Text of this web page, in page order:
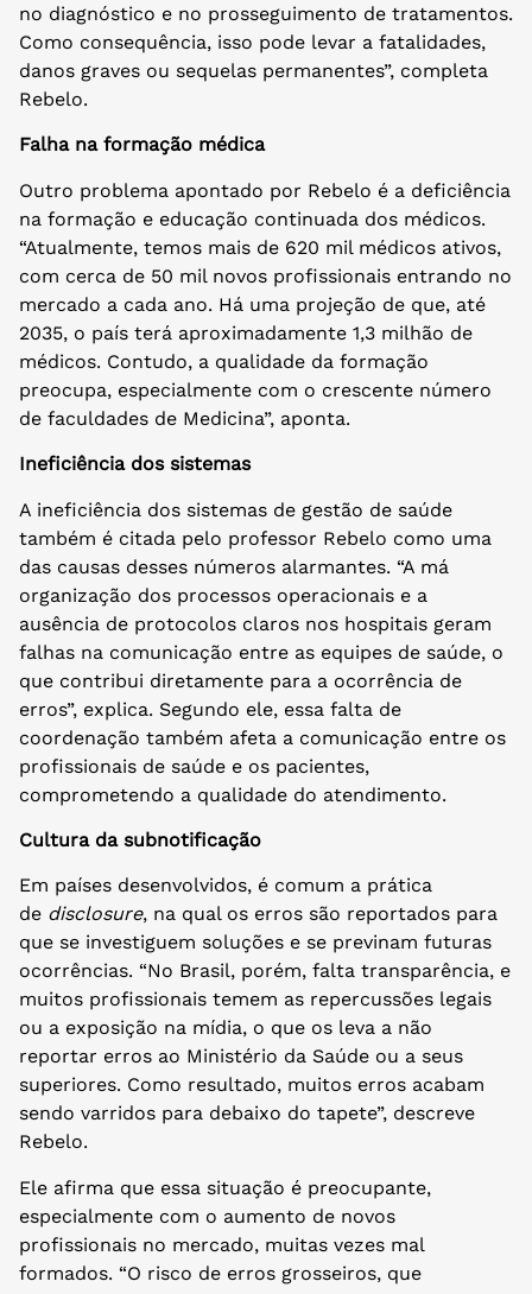
no diagnóstico e no prosseguimento de tratamentos.
Como consequência, isso pode levar a fatalidades,
danos graves ou sequelas permanentes”, completa
Rebelo.
Falha na formação médica
Outro problema apontado por Rebelo é a deficiência
na formação e educação continuada dos médicos.
“Atualmente, temos mais de 620 mil médicos ativos,
com cerca de 50 mil novos profissionais entrando no
mercado a cada ano. Há uma projeção de que, até
2035, o país terá aproximadamente 1,3 milhão de
médicos. Contudo, a qualidade da formação
preocupa, especialmente com o crescente número
de faculdades de Medicina”, aponta.
Ineficiência dos sistemas
A ineficiência dos sistemas de gestão de saúde
também é citada pelo professor Rebelo como uma
das causas desses números alarmantes. “A má
organização dos processos operacionais e a
ausência de protocolos claros nos hospitais geram
falhas na comunicação entre as equipes de saúde, o
que contribui diretamente para a ocorrência de
erros”, explica. Segundo ele, essa falta de
coordenação também afeta a comunicação entre os
profissionais de saúde e os pacientes,
comprometendo a qualidade do atendimento.
Cultura da subnotificação
Em países desenvolvidos, é comum a prática
de disclosure, na qual os erros são reportados para
que se investiguem soluções e se previnam futuras
ocorrências. “No Brasil, porém, falta transparência, e
muitos profissionais temem as repercussões legais
ou a exposição na mídia, o que os leva a não
reportar erros ao Ministério da Saúde ou a seus
superiores. Como resultado, muitos erros acabam
sendo varridos para debaixo do tapete”, descreve
Rebelo.
Ele afirma que essa situação é preocupante,
especialmente com o aumento de novos
profissionais no mercado, muitas vezes mal
formados. “O risco de erros grosseiros, que